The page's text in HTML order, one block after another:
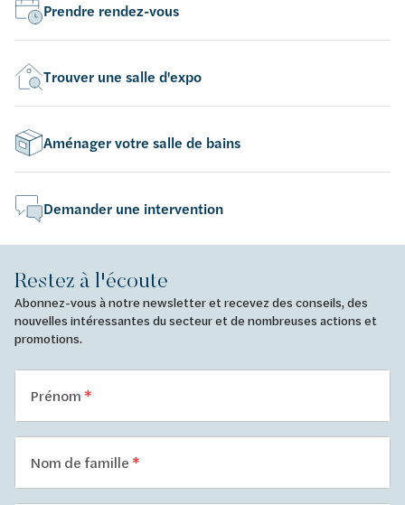
Prendre rendez-vous
Trouver une salle d'expo
Aménager votre salle de bains
Demander une intervention
Restez à l'écoute
Abonnez-vous à notre newsletter et recevez des conseils, des
nouvelles intéressantes du secteur et de nombreuses actions et
promotions.
Prénom
Nom de famille